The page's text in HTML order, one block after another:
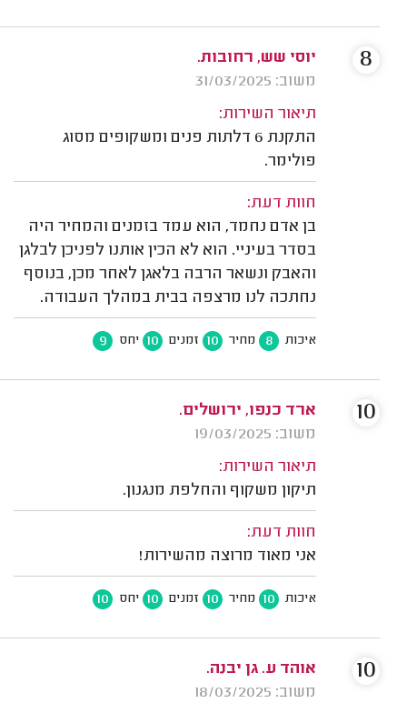
יוסי שש, רחובות.
משוב: 31/03/2025
תיאור השירות:
התקנת 6 דלתות פנים ומשקופים מסוג
פולימר.
חוות דעת:
בן אדם נחמד, הוא עמד בזמנים והמחיר היה
בסדר בעיניי. הוא לא הכין אותנו לפניכן לבלגן
והאבק ונשאר הרבה בלאגן לאחר מכן, בנוסף
נחתכה לנו מרצפה בבית במהלך העבודה.
איכות 8 מחיר 10 זמנים 10 יחס 9
8
ארד כנפו, ירושלים.
משוב: 19/03/2025
תיאור השירות:
תיקון משקוף והחלפת מנגנון.
חוות דעת:
אני מאוד מרוצה מהשירות!
איכות 10 מחיר 10 זמנים 10 יחס 10
10
אוהד ע. גן יבנה.
משוב: 18/03/2025
10